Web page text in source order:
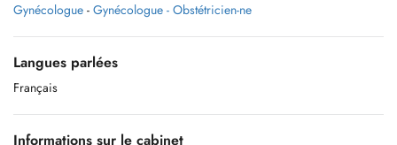
Gynécologue - Gynécologue - Obstétricien-ne
Langues parlées
Français
Informations sur le cabinet